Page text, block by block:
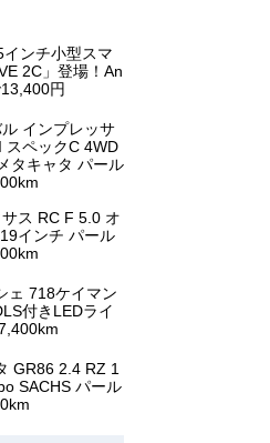
ンチ小型スマ
2C」登場！An
円
インプレッサ
スペックC 4WD
タキャタ パール
ス RC F 5.0 オ
インチ パール
ェ 718ケイマン
付きLEDライ
GR86 2.4 RZ 1
SACHS パール